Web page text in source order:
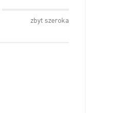
zbyt szeroka